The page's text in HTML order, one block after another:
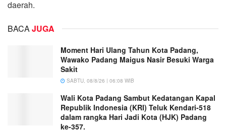
daerah.
BACAJUGA
Moment Hari Ulang Tahun Kota Padang,
Wawako Padang Maigus Nasir Besuki Warga
Sakit
SABTU, 08/8/26 | 06:08 WIB
Wali Kota Padang Sambut Kedatangan Kapal
Republik Indonesia (KRI) Teluk Kendari-518
dalam rangka Hari Jadi Kota (HJK) Padang
ke-357.